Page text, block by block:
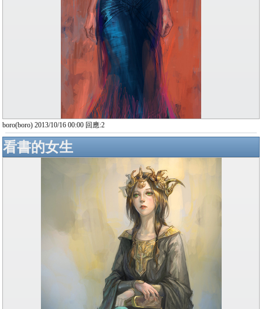
boro(boro) 2013/10/16 00:00 回應:2
看書的女生